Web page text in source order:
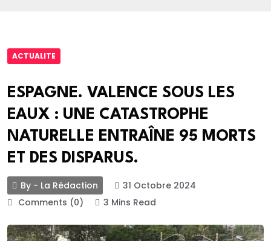
ACTUALITE
ESPAGNE. VALENCE SOUS LES
EAUX : UNE CATASTROPHE
NATURELLE ENTRAÎNE 95 MORTS
ET DES DISPARUS.
By - La Rédaction
31 Octobre 2024
Comments (0)
3 Mins Read